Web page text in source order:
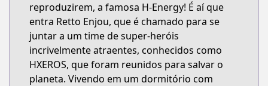
reproduzirem, a famosa H-Energy! É aí que
entra Retto Enjou, que é chamado para se
juntar a um time de super-heróis
incrivelmente atraentes, conhecidos como
HXEROS, que foram reunidos para salvar o
planeta. Vivendo em um dormitório com